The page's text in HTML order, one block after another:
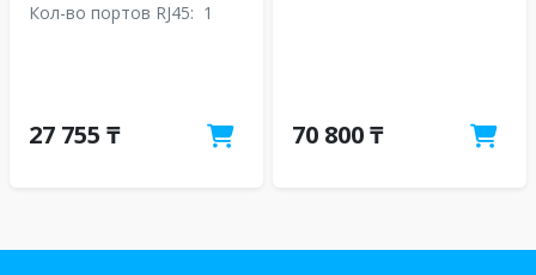
Кол-во портов RJ45: 1
27 755 ₸ 70 800 ₸